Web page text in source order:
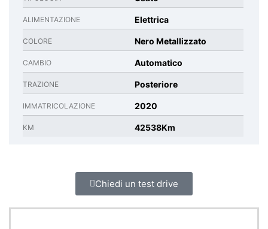
ALIMENTAZIONE Elettrica
COLORE Nero Metallizzato
CAMBIO Automatico
TRAZIONE Posteriore
IMMATRICOLAZIONE 2020
KM 42538Km
Chiedi un test drive